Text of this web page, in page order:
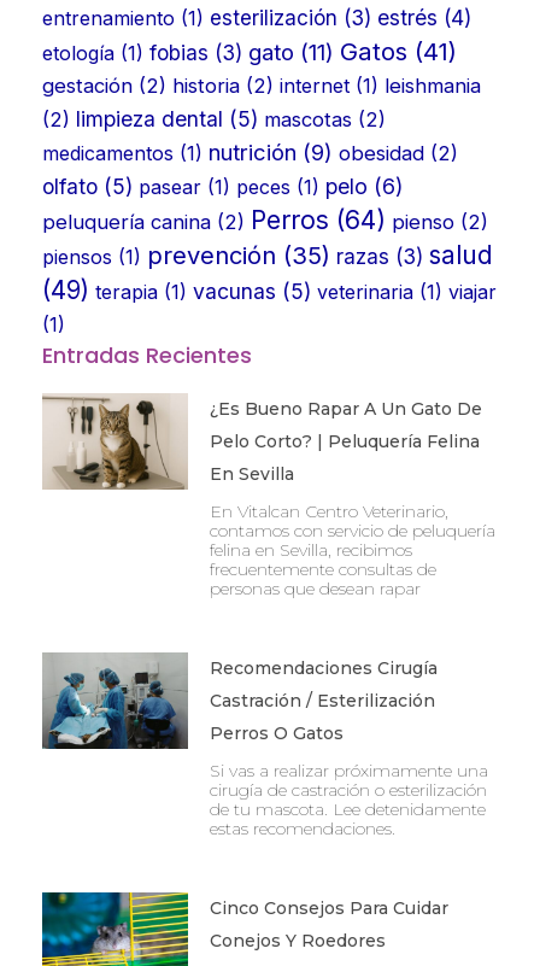
entrenamiento (1) esterilización (3) estrés (4)
etología (1) fobias (3) gato (11) Gatos (41)
gestación (2) historia (2) internet (1) leishmania
(2) limpieza dental (5) mascotas (2)
medicamentos (1) nutrición (9) obesidad (2)
olfato (5) pasear (1) peces (1) pelo (6)
peluquería canina (2) Perros (64) pienso (2)
piensos (1) prevención (35) razas (3) salud
(49) terapia (1) vacunas (5) veterinaria (1) viajar
(1)
Entradas Recientes
¿Es Bueno Rapar A Un Gato De
Pelo Corto? | Peluquería Felina
En Sevilla
En Vitalcan Centro Veterinario,
contamos con servicio de peluquería
felina en Sevilla, recibimos
frecuentemente consultas de
personas que desean rapar
Recomendaciones Cirugía
Castración / Esterilización
Perros O Gatos
Si vas a realizar próximamente una
cirugía de castración o esterilización
de tu mascota. Lee detenidamente
estas recomendaciones.
Cinco Consejos Para Cuidar
Conejos Y Roedores